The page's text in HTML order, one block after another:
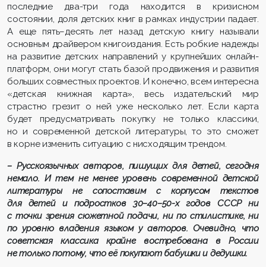
последние два-три года находится в кризисном
состоянии, доля детских книг в рамках индустрии падает.
А еще пять–десять лет назад детскую книгу называли
основным драйвером книгоиздания. Есть робкие надежды
на развитие детских направлений у крупнейших онлайн-
платформ, они могут стать базой продвижения и развития
больших совместных проектов. И конечно, всем интересна
«детская книжная карта», весь издательский мир
страстно грезит о ней уже несколько лет. Если карта
будет предусматривать покупку не только классики,
но и современной детской литературы, то это сможет
в корне изменить ситуацию с нисходящим трендом.
– Русскоязычных авторов, пишущих для детей, сегодня
немало. И тем не менее уровень современной детской
литературы не сопоставим с корпусом текстов
для детей и подростков 30–40–50-х годов СССР ни
с точки зрения сюжетной подачи, ни по стилистике, ни
по уровню владения языком у авторов. Очевидно, что
советская классика крайне востребована в России
не только потому, что её покупают бабушки и дедушки.